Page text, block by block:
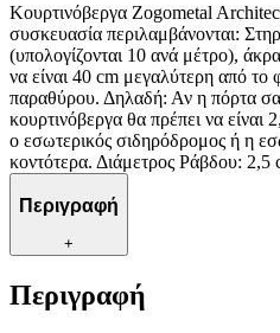
Κουρτινόβεργα Zogometal
συσκευασία περιλαμβάνονται:
(υπολογίζονται 10 ανά μέτρο),
να είναι 40 cm μεγαλύτερη από το
παραθύρου. Δηλαδή: Αν η πόρτα
κουρτινόβεργα θα πρέπει να είναι
ο εσωτερικός σιδηρόδρομος ή η
κοντότερα. Διάμετρος Ράβδου: 2,5
Περιγραφή
+
Περιγραφή